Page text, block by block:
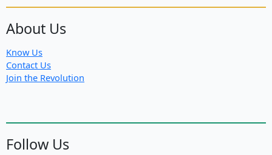
About Us
Know Us
Contact Us
Join the Revolution
Follow Us